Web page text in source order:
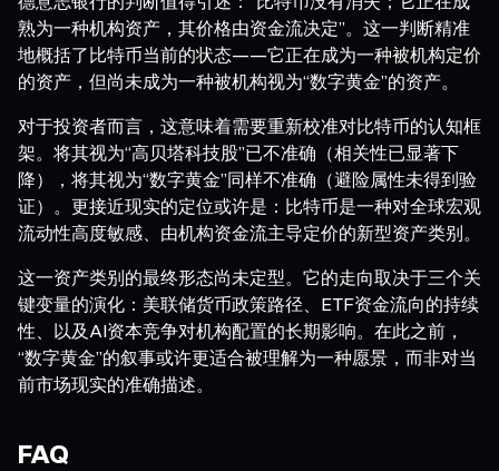
熟为一种机构资产，其价格由资金流决定”。这一判断精准
地概括了比特币当前的状态——它正在成为一种被机构定价
的资产，但尚未成为一种被机构视为“数字黄金”的资产。
对于投资者而言，这意味着需要重新校准对比特币的认知框
架。将其视为“高贝塔科技股”已不准确（相关性已显著下
降），将其视为“数字黄金”同样不准确（避险属性未得到验
证）。更接近现实的定位或许是：比特币是一种对全球宏观
流动性高度敏感、由机构资金流主导定价的新型资产类别。
这一资产类别的最终形态尚未定型。它的走向取决于三个关
键变量的演化：美联储货币政策路径、ETF资金流向的持续
性、以及AI资本竞争对机构配置的长期影响。在此之前，
“数字黄金”的叙事或许更适合被理解为一种愿景，而非对当
前市场现实的准确描述。
FAQ